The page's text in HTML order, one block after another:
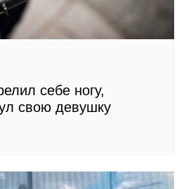
себе ногу,
свою девушку